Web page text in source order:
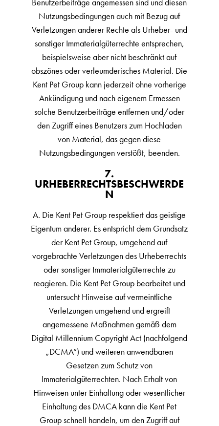
Nutzungsbedingungen auch mit Bezug auf
Verletzungen anderer Rechte als Urheber- und
sonstiger Immaterialgüterrechte entsprechen,
beispielsweise aber nicht beschränkt auf
obszönes oder verleumderisches Material. Die
Kent Pet Group kann jederzeit ohne vorherige
Ankündigung und nach eigenem Ermessen
solche Benutzerbeiträge entfernen und/oder
den Zugriff eines Benutzers zum Hochladen
von Material, das gegen diese
Nutzungsbedingungen verstößt, beenden.
7.
URHEBERRECHTSBESCHWERDE
N
A. Die Kent Pet Group respektiert das geistige
Eigentum anderer. Es entspricht dem Grundsatz
der Kent Pet Group, umgehend auf
vorgebrachte Verletzungen des Urheberrechts
oder sonstiger Immaterialgüterrechte zu
reagieren. Die Kent Pet Group bearbeitet und
untersucht Hinweise auf vermeintliche
Verletzungen umgehend und ergreift
angemessene Maßnahmen gemäß dem
Digital Millennium Copyright Act (nachfolgend
„DCMA“) und weiteren anwendbaren
Gesetzen zum Schutz von
Immaterialgüterrechten. Nach Erhalt von
Hinweisen unter Einhaltung oder wesentlicher
Einhaltung des DMCA kann die Kent Pet
Group schnell handeln, um den Zugriff auf